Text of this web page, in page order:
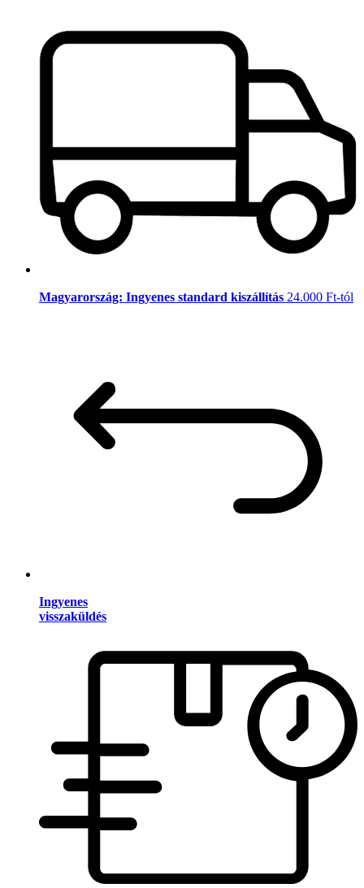
Magyarország: Ingyenes standard kiszállítás 24.000 Ft-tól
Ingyenes
visszaküldés